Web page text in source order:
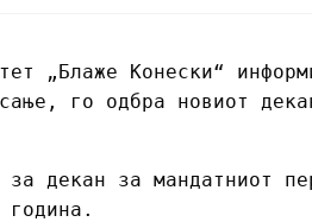
„Блаже Конески“
го одбра новиот
за декан за мандатниот
година.